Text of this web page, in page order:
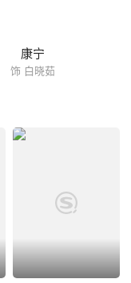
康宁
饰 白晓茹